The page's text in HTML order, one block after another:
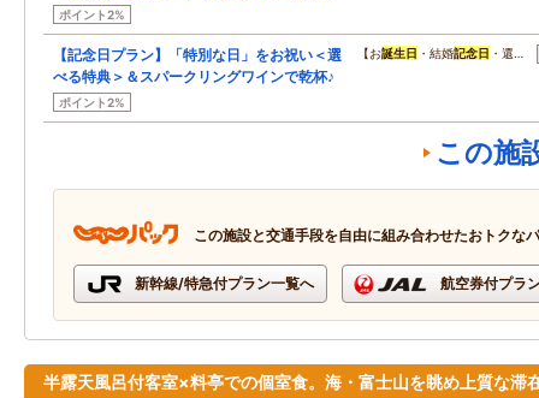
ポイント2%
【記念日プラン】「特別な日」をお祝い＜選
べる特典＞＆スパークリングワインで乾杯♪
ポイント2%
【お誕生日 ・結婚記念日 ・還…
この施
この施設と交通手段を自由に組み合わせたおトクな
新幹線/特急付プラン一覧へ 航空券付プラ
半露天風呂付客室×料亭での個室食。海・富士山を眺め上質な滞